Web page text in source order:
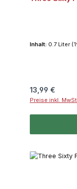
Inhalt: 0.7 Liter
Regulärer
13,99 €
Preise inkl.